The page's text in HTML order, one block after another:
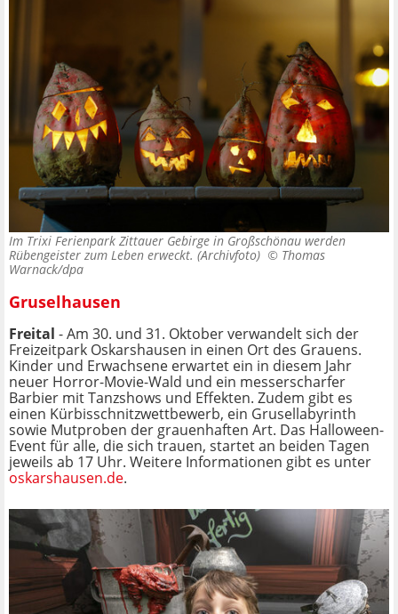
Im Trixi Ferienpark Zittauer Gebirge in Großschönau werden
Rübengeister zum Leben erweckt. (Archivfoto) © Thomas
Warnack/dpa
Gruselhausen
Freital - Am 30. und 31. Oktober verwandelt sich der
Freizeitpark Oskarshausen in einen Ort des Grauens.
Kinder und Erwachsene erwartet ein in diesem Jahr
neuer Horror-Movie-Wald und ein messerscharfer
Barbier mit Tanzshows und Effekten. Zudem gibt es
einen Kürbisschnitzwettbewerb, ein Grusellabyrinth
sowie Mutproben der grauenhaften Art. Das Halloween-
Event für alle, die sich trauen, startet an beiden Tagen
jeweils ab 17 Uhr. Weitere Informationen gibt es unter
oskarshausen.de.